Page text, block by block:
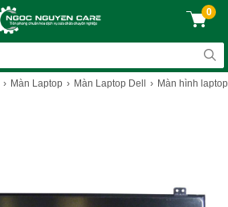
0
Màn Laptop Màn Laptop Dell Màn hình